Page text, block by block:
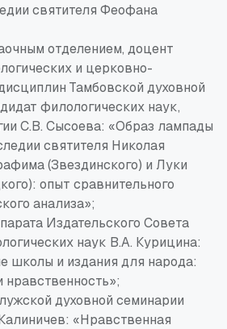
святителя Феофана
отделением, доцент
и церковно-
Тамбовской духовной
филологических наук,
С.В. Сысоева: «Образ лампады
святителя Николая
(Звездинского) и Луки
опыт сравнительного
анализа»;
Издательского Совета
наук В.А. Курицина:
школы и издания для народа:
духовной семинарии
«Нравственная